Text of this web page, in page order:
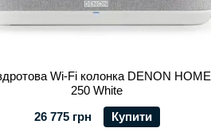
Wi-Fi колонка DENON HOME
250 White
26 775 грн
Купити